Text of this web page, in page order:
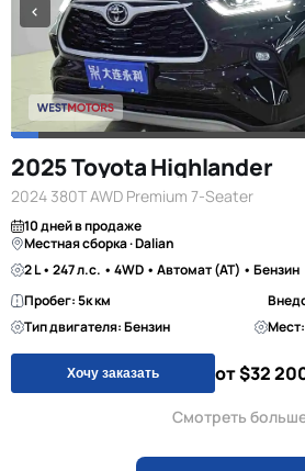
2025 Toyota Highlander
2024 380T AWD Premium 7-Seater
10 дней в продаже
Местная сборка · Dalian
2 L • 247 л.с. • 4WD • Автомат (AT) • Бензин
Пробег: 5к км
Тип двигателя: Бензин
Хочу заказать от $32
Смотреть